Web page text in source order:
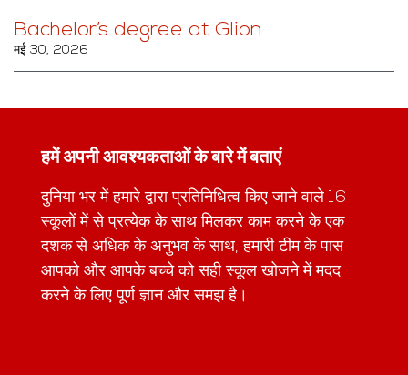
Bachelor’s degree at Glion
मई 30, 2026
हमें अपनी आवश्यकताओं के बारे में बताएं
दुनिया भर में हमारे द्वारा प्रतिनिधित्व किए जाने वाले 16
स्कूलों में से प्रत्येक के साथ मिलकर काम करने के एक
दशक से अधिक के अनुभव के साथ, हमारी टीम के पास
आपको और आपके बच्चे को सही स्कूल खोजने में मदद
करने के लिए पूर्ण ज्ञान और समझ है।